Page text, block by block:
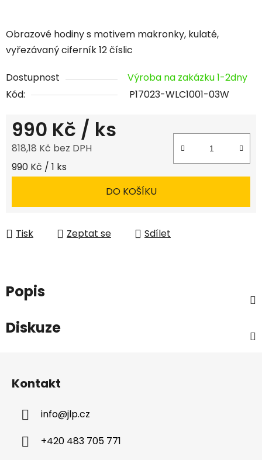
Obrazové hodiny s motivem makronky, kulaté,
vyřezávaný ciferník 12 číslic
Dostupnost
Výroba na zakázku 1-2dny
Kód:
P17023-WLC1001-03W
990 Kč / ks
818,18 Kč bez DPH
Měrná cena:
990 Kč / 1 ks
DO KOŠÍKU
Tisk Zeptat se Sdílet
Popis
Diskuze
Kontakt
info@jlp.cz
+420 483 705 771